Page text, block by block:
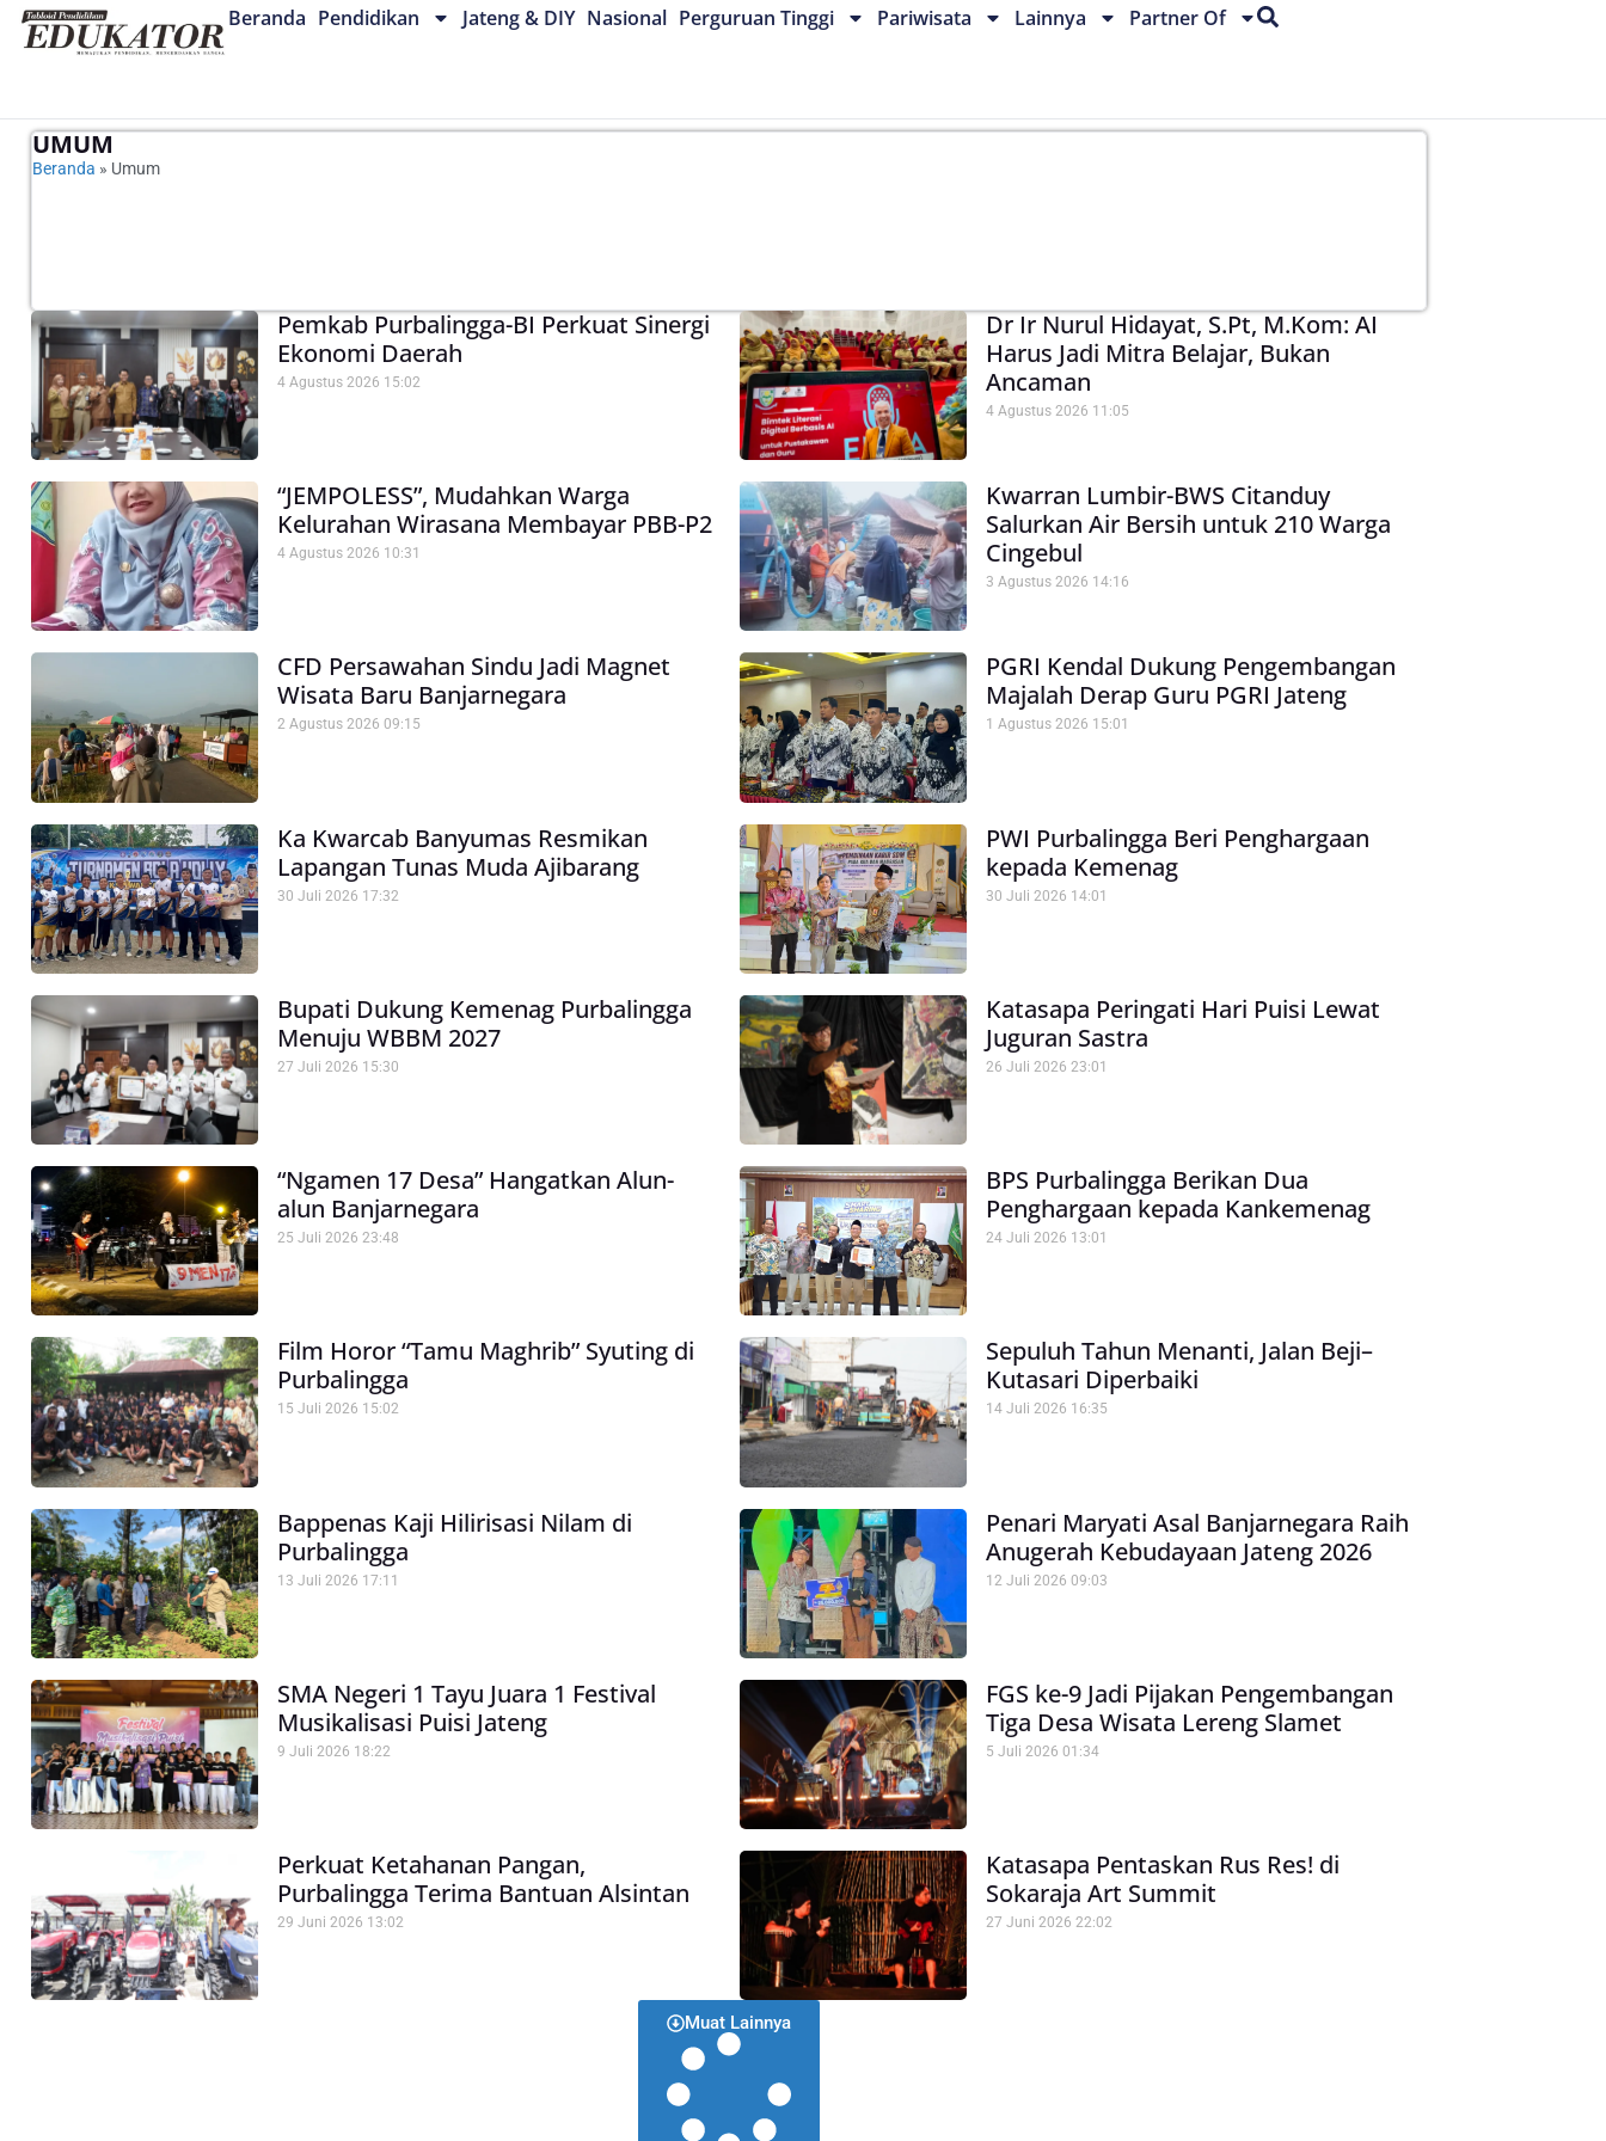
Beranda Pendidikan Jateng & DIY Nasional Perguruan Tinggi Pariwisata Lainnya Partner Of
UMUM
Beranda » Umum
Pemkab Purbalingga-BI Perkuat Sinergi
Ekonomi Daerah
4 Agustus 2026 15:02
Dr Ir Nurul Hidayat, S.Pt, M.Kom: AI
Harus Jadi Mitra Belajar, Bukan
Ancaman
4 Agustus 2026 11:05
“JEMPOLESS”, Mudahkan Warga
Kelurahan Wirasana Membayar PBB-P2
4 Agustus 2026 10:31
Kwarran Lumbir-BWS Citanduy
Salurkan Air Bersih untuk 210 Warga
Cingebul
3 Agustus 2026 14:16
CFD Persawahan Sindu Jadi Magnet
Wisata Baru Banjarnegara
2 Agustus 2026 09:15
PGRI Kendal Dukung Pengembangan
Majalah Derap Guru PGRI Jateng
1 Agustus 2026 15:01
Ka Kwarcab Banyumas Resmikan
Lapangan Tunas Muda Ajibarang
30 Juli 2026 17:32
PWI Purbalingga Beri Penghargaan
kepada Kemenag
30 Juli 2026 14:01
Bupati Dukung Kemenag Purbalingga
Menuju WBBM 2027
27 Juli 2026 15:30
Katasapa Peringati Hari Puisi Lewat
Juguran Sastra
26 Juli 2026 23:01
“Ngamen 17 Desa” Hangatkan Alun-
alun Banjarnegara
25 Juli 2026 23:48
BPS Purbalingga Berikan Dua
Penghargaan kepada Kankemenag
24 Juli 2026 13:01
Film Horor “Tamu Maghrib” Syuting di
Purbalingga
15 Juli 2026 15:02
Sepuluh Tahun Menanti, Jalan Beji–
Kutasari Diperbaiki
14 Juli 2026 16:35
Bappenas Kaji Hilirisasi Nilam di
Purbalingga
13 Juli 2026 17:11
Penari Maryati Asal Banjarnegara Raih
Anugerah Kebudayaan Jateng 2026
12 Juli 2026 09:03
SMA Negeri 1 Tayu Juara 1 Festival
Musikalisasi Puisi Jateng
9 Juli 2026 18:22
FGS ke-9 Jadi Pijakan Pengembangan
Tiga Desa Wisata Lereng Slamet
5 Juli 2026 01:34
Perkuat Ketahanan Pangan,
Purbalingga Terima Bantuan Alsintan
29 Juni 2026 13:02
Katasapa Pentaskan Rus Res! di
Sokaraja Art Summit
27 Juni 2026 22:02
Muat Lainnya